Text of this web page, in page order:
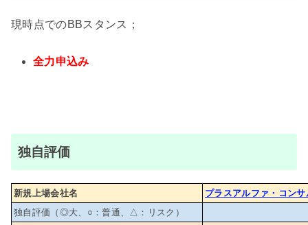
現時点でのBBスタンス；
全力申込み
独自評価
新規上場会社名
プラスアルファ・コン
独自評価（◎大、○：普通、△：リスク）